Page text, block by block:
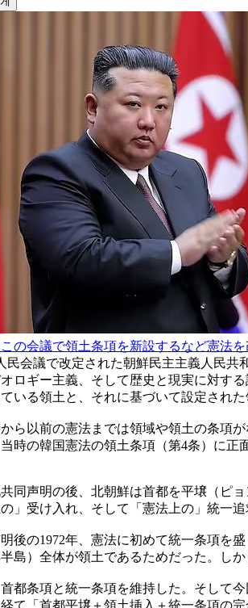
の会議で領土条項を新設するなど憲法
民会議で改定された朝鮮民主主義人民
ロギー主義、そして歴史と現実に対す
いる領土と、それに基づいて設定され
ら以前の憲法までは領域や領土の条項
時の韓国憲法の領土条項（第4条）に正
共同声明の後、北朝鮮は首都を平壌（ピ
」受け入れ、そして「憲法上の」統一追
後の1972年、憲法に初めて統一条項を
半島）全体が領土であるためだった。し
都条項と統一条項を維持した。そして